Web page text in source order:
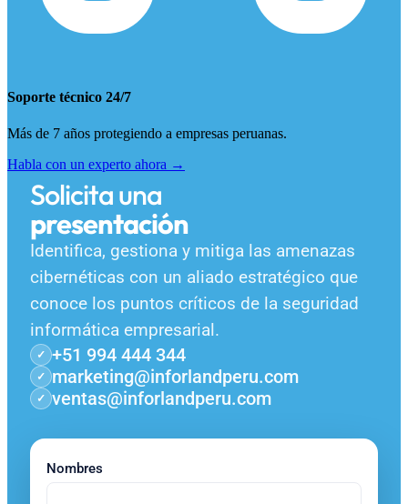
Soporte técnico 24/7
Más de 7 años protegiendo a empresas peruanas.
Habla con un experto ahora →
Solicita una
presentación
Identifica, gestiona y mitiga las amenazas
cibernéticas con un aliado estratégico que
conoce los puntos críticos de la seguridad
informática empresarial.
✓ +51 994 444 344
✓ marketing@inforlandperu.com
✓ ventas@inforlandperu.com
Nombres